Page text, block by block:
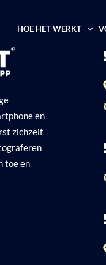
HOE HET WERKT
en
zichzelf
toe en